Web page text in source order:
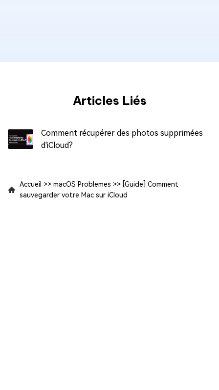
Articles Liés
Comment récupérer des photos supprimées
d'iCloud?
Accueil >> macOS Problemes >> [Guide] Comment
sauvegarder votre Mac sur iCloud